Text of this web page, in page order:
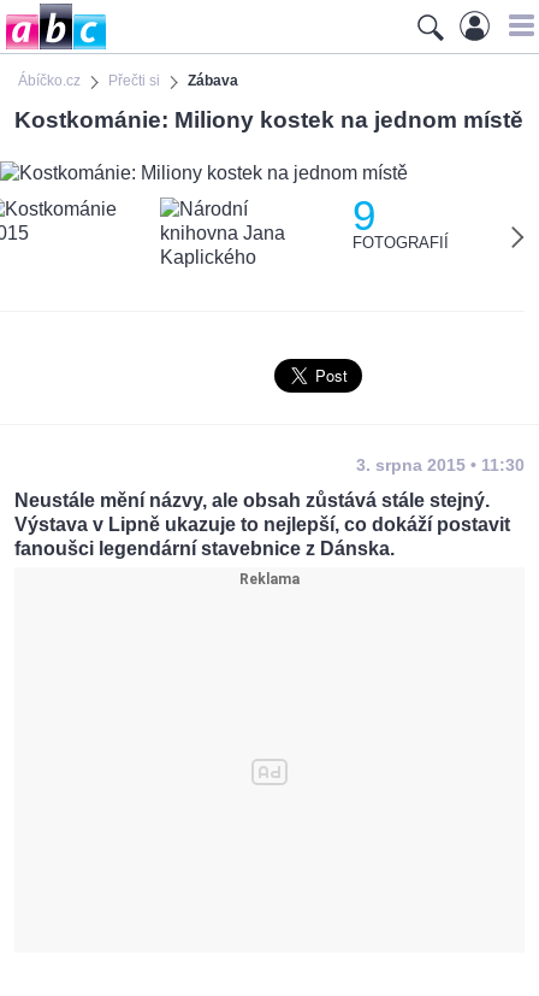
Ábíčko.cz Přečti si Zábava
Kostkománie: Miliony kostek na jednom místě
9
FOTOGRAFIÍ
3. srpna 2015 • 11:30
Neustále mění názvy, ale obsah zůstává stále stejný.
Výstava v Lipně ukazuje to nejlepší, co dokáží postavit
fanoušci legendární stavebnice z Dánska.